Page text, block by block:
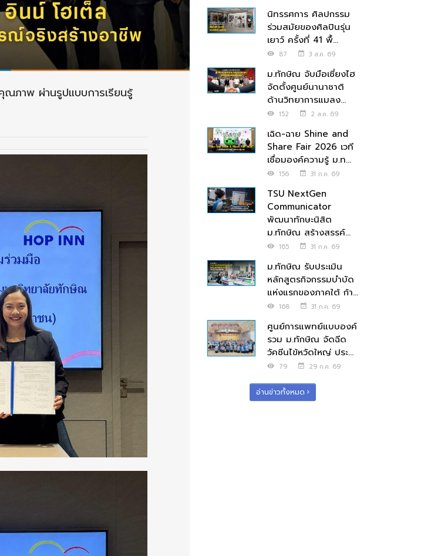
ภาพ ผ่านรูปแบบการเรียนรู้
นิทรรศการ ศิลปกรรม
ร่วมสมัยของศิลปินรุ่น
เยาว์ ครั้งที่ 41 พื้...
87 3 ส.ค. 69
ม.ทักษิณ จับมือเซี่ยงไฮ
จัดตั้งศูนย์นานาชาติ
ด้านวิทยาการแมลง...
152 2 ส.ค. 69
เฉิด-ฉาย Shine and
Share Fair 2026 เวที
เชื่อมองค์ความรู้ ม.ท...
156 31 ก.ค. 69
TSU NextGen
Communicator
พัฒนาทักษะนิสิต
ม.ทักษิณ สร้างสรรค์...
165 31 ก.ค. 69
ม.ทักษิณ รับประเมิน
หลักสูตรกิจกรรมบำบัด
แห่งแรกของภาคใต้ ก้า...
168 31 ก.ค. 69
ศูนย์การแพทย์แบบองค์
รวม ม.ทักษิณ จัดฉีด
วัคซีนไข้หวัดใหญ่ ประ...
79 29 ก.ค. 69
อ่านข่าวทั้งหมด